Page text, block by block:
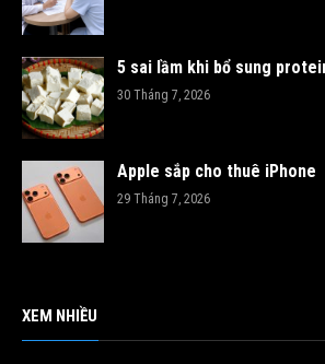
5 sai lầm khi bổ sung
30 Tháng 7, 2026
Apple sắp cho thuê iPhone
29 Tháng 7, 2026
XEM NHIỀU